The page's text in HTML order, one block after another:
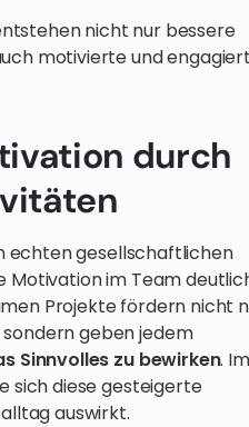
nicht nur bessere
motivierte und
durch
echten gesellschaftlichen
Motivation im Team
Projekte fördern nicht
geben jedem
Sinnvolles zu bewirken. Im
sich diese gesteigerte
auswirkt.